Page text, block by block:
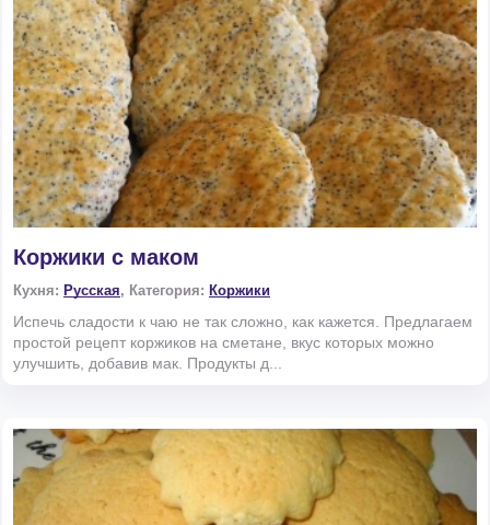
Коржики с маком
Кухня: Русская, Категория: Коржики
Испечь сладости к чаю не так сложно, как кажется. Предлагаем
простой рецепт коржиков на сметане, вкус которых можно
улучшить, добавив мак. Продукты д...